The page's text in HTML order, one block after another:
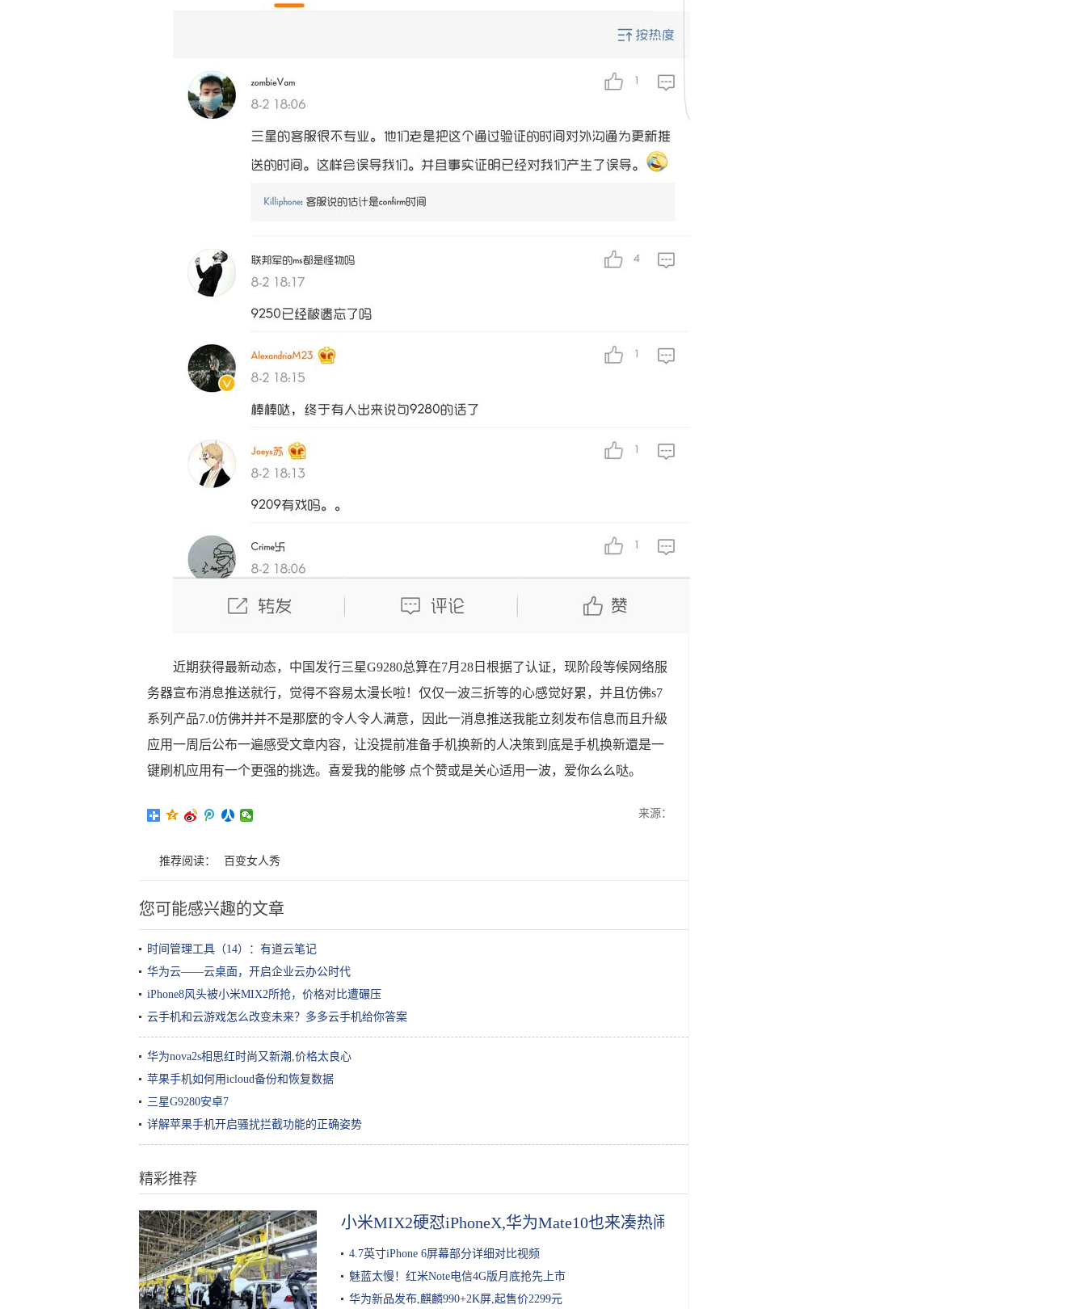
近期获得最新动态，中国发行三星G9280总算在7月28日根据了认证，现阶段等候网络服
务器宣布消息推送就行，觉得不容易太漫长啦！仅仅一波三折等的心感觉好累，并且仿佛s7
系列产品7.0仿佛并并不是那麼的令人令人满意，因此一消息推送我能立刻发布信息而且升級
应用一周后公布一遍感受文章内容，让没提前准备手机换新的人决策到底是手机换新還是一
键刷机应用有一个更强的挑选。喜爱我的能够 点个赞或是关心适用一波，爱你么么哒。
来源：
推荐阅读： 百变女人秀
您可能感兴趣的文章
时间管理工具（14）：有道云笔记
华为云——云桌面，开启企业云办公时代
iPhone8风头被小米MIX2所抢，价格对比遭碾压
云手机和云游戏怎么改变未来？多多云手机给你答案
华为nova2s相思红时尚又新潮,价格太良心
苹果手机如何用icloud备份和恢复数据
三星G9280安卓7
详解苹果手机开启骚扰拦截功能的正确姿势
精彩推荐
小米MIX2硬怼iPhoneX,华为Mate10也来凑热闹
4.7英寸iPhone 6屏幕部分详细对比视频
魅蓝太慢！红米Note电信4G版月底抢先上市
华为新品发布,麒麟990+2K屏,起售价2299元